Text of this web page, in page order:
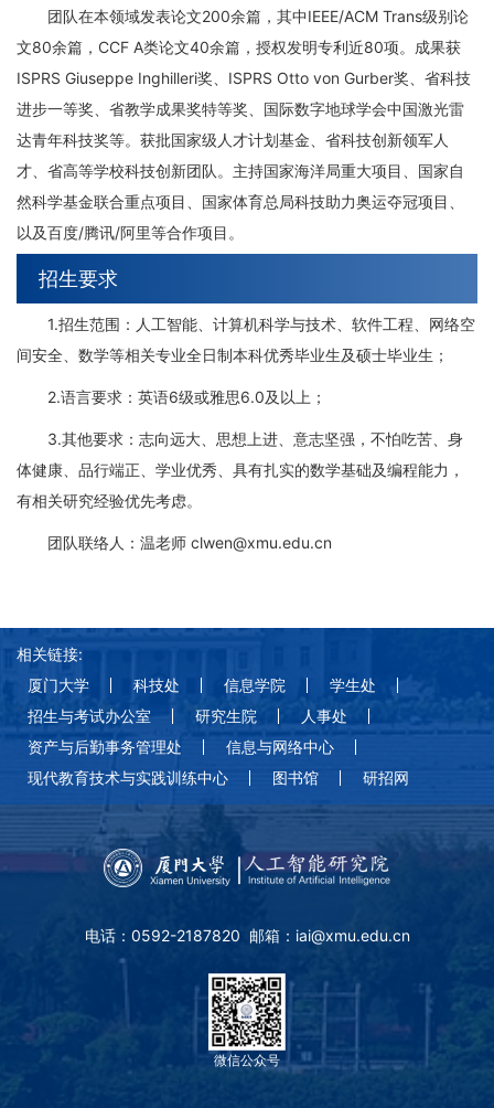
团队在本领域发表论文200余篇，其中IEEE/ACM Trans级别论
文80余篇，CCF A类论文40余篇，授权发明专利近80项。成果获
ISPRS Giuseppe Inghilleri奖、ISPRS Otto von Gurber奖、省科技
进步一等奖、省教学成果奖特等奖、国际数字地球学会中国激光雷
达青年科技奖等。获批国家级人才计划基金、省科技创新领军人
才、省高等学校科技创新团队。主持国家海洋局重大项目、国家自
然科学基金联合重点项目、国家体育总局科技助力奥运夺冠项目、
以及百度/腾讯/阿里等合作项目。
招生要求
1.招生范围：人工智能、计算机科学与技术、软件工程、网络空
间安全、数学等相关专业全日制本科优秀毕业生及硕士毕业生；
2.语言要求：英语6级或雅思6.0及以上；
3.其他要求：志向远大、思想上进、意志坚强，不怕吃苦、身
体健康、品行端正、学业优秀、具有扎实的数学基础及编程能力，
有相关研究经验优先考虑。
团队联络人：温老师 clwen@xmu.edu.cn
相关链接:
厦门大学
科技处 信息学院
学生处
招生与考试办公室
研究生院
人事处
资产与后勤事务管理处
信息与网络中心
现代教育技术与实践训练中心
图书馆 研招网
电话：0592-2187820 邮箱：iai@xmu.edu.cn
微信公众号